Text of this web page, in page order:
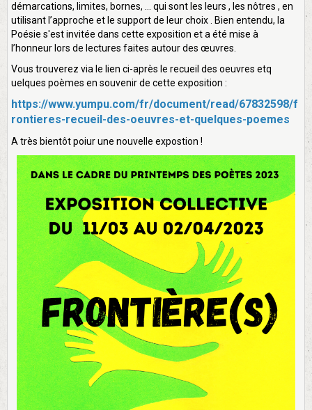
démarcations, limites, bornes, … qui sont les leurs , les nôtres , en
utilisant l’approche et le support de leur choix . Bien entendu, la
Poésie s'est invitée dans cette exposition et a été mise à
l’honneur lors de lectures faites autour des œuvres.
Vous trouverez via le lien ci-après le recueil des oeuvres etq
uelques poèmes en souvenir de cette exposition :
https://www.yumpu.com/fr/document/read/67832598/f
rontieres-recueil-des-oeuvres-et-quelques-poemes
A très bientôt poiur une nouvelle expostion !